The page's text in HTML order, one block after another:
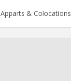
Apparts & Colocations